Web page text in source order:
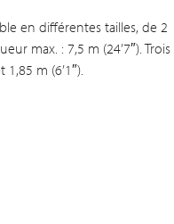
en différentes tailles, de 2
max. : 7,5 m (24’7″). Trois
1,85 m (6’1″).